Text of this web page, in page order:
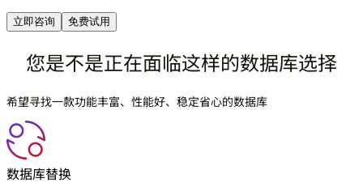
立即咨询 免费试用
您是不是正在面临这样的数据库选择
希望寻找一款功能丰富、性能好、稳定省心的数据库
数据库替换